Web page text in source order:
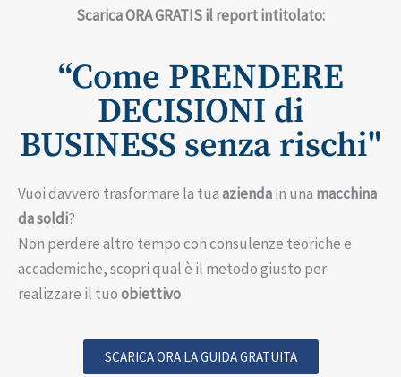
Scarica ORA GRATIS ​il report intitolato:
“Come PRENDERE
DECISIONI di
BUSINESS senza rischi"
Vuoi davvero trasformare la tuaaziendain una macchina
da soldi?
Non perdere altro tempo con consulenze teoriche e
accademiche, scopri qual è il metodo giusto per
realizzare il tuoobiettivo
SCARICA ORA LA GUIDA GRATUITA